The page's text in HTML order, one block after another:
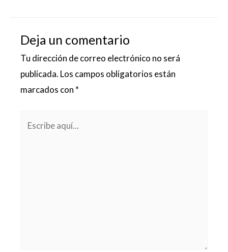
Deja un comentario
Tu dirección de correo electrónico no será
publicada. Los campos obligatorios están
marcados con *